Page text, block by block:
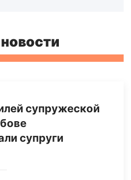
супружеской
супруги